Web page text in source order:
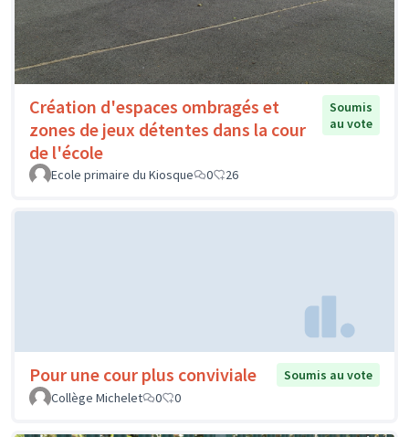
Création d'espaces ombragés et
zones de jeux détentes dans la cour
de l'école
Soumis
au vote
Ecole primaire du Kiosque 0 26
Pour une cour plus conviviale
Soumis au vote
Collège Michelet
0 0